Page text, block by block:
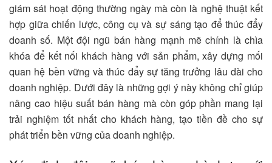
giám sát hoạt động thường ngày mà còn là nghệ thuật kết
hợp giữa chiến lược, công cụ và sự sáng tạo để thúc đẩy
doanh số. Một đội ngũ bán hàng mạnh mẽ chính là chìa
khóa để kết nối khách hàng với sản phẩm, xây dựng mối
quan hệ bền vững và thúc đẩy sự tăng trưởng lâu dài cho
doanh nghiệp. Dưới đây là những gợi ý này không chỉ giúp
nâng cao hiệu suất bán hàng mà còn góp phần mang lại
trải nghiệm tốt nhất cho khách hàng, tạo tiền đề cho sự
phát triển bền vững của doanh nghiệp.